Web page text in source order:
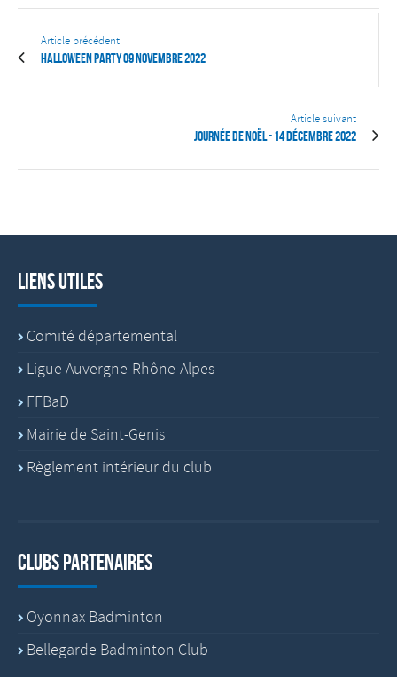
Article précédent
Halloween party 09 novembre 2022
Article suivant
Journée de Noël - 14 décembre 2022
Liens utiles
Comité départemental
Ligue Auvergne-Rhône-Alpes
FFBaD
Mairie de Saint-Genis
Règlement intérieur du club
Clubs partenaires
Oyonnax Badminton
Bellegarde Badminton Club